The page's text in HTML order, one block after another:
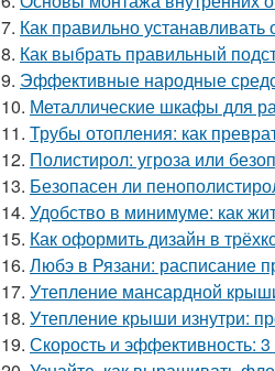
7. Как правильно устанавливать
8. Как выбрать правильный
9. Эффективные народные
10. Металлические шкафы для
11. Трубы отопления: как
12. Полистирол: угроза или
13. Безопасен ли
14. Удобство в минимуме: как
15. Как оформить дизайн в
16. Любэ в Рязани: расписание
17. Утепление мансардной
18. Утепление крыши изнутри:
19. Скорость и эффективность: